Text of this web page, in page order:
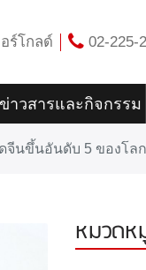
ร์โกลด์ 02-225-
าวสารและกิจกรรม
จีนขึ้นอันดับ 5 ของโลก
หมวดห